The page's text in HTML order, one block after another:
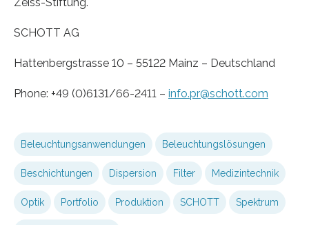
Zeiss-Stiftung.
SCHOTT AG
Hattenbergstrasse 10 – 55122 Mainz – Deutschland
Phone: +49 (0)6131/66-2411 – info.pr@schott.com
Beleuchtungsanwendungen Beleuchtungslösungen
Beschichtungen Dispersion Filter Medizintechnik
Optik Portfolio Produktion SCHOTT Spektrum